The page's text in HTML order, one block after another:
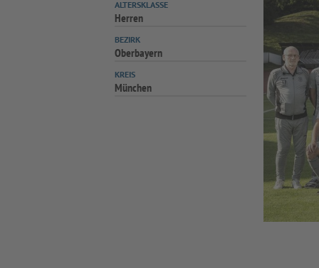
ALTERSKLASSE
Herren
BEZIRK
Oberbayern
KREIS
München